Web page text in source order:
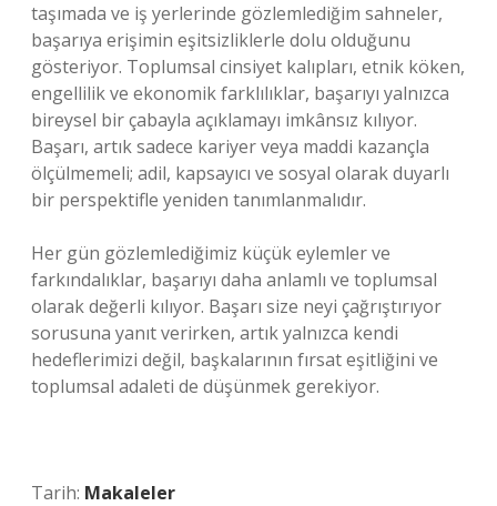
taşımada ve iş yerlerinde gözlemlediğim sahneler,
başarıya erişimin eşitsizliklerle dolu olduğunu
gösteriyor. Toplumsal cinsiyet kalıpları, etnik köken,
engellilik ve ekonomik farklılıklar, başarıyı yalnızca
bireysel bir çabayla açıklamayı imkânsız kılıyor.
Başarı, artık sadece kariyer veya maddi kazançla
ölçülmemeli; adil, kapsayıcı ve sosyal olarak duyarlı
bir perspektifle yeniden tanımlanmalıdır.
Her gün gözlemlediğimiz küçük eylemler ve
farkındalıklar, başarıyı daha anlamlı ve toplumsal
olarak değerli kılıyor. Başarı size neyi çağrıştırıyor
sorusuna yanıt verirken, artık yalnızca kendi
hedeflerimizi değil, başkalarının fırsat eşitliğini ve
toplumsal adaleti de düşünmek gerekiyor.
Tarih: Makaleler